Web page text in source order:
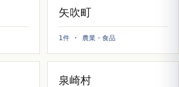
矢吹町
1件 · 農業・食品
泉崎村